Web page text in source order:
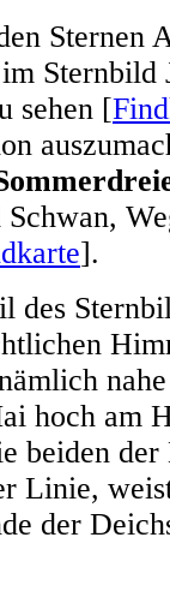
Sternen
Sternbild
sehen [
].
des
hoch am
beiden der
Linie,
der